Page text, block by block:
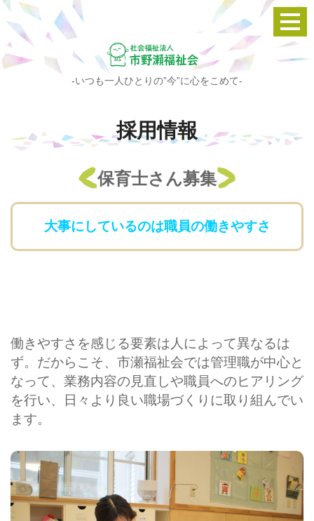
-いつも一人ひとりの”今”に心をこめて-
採用情報
保育士さん募集
大事にしているのは職員の働きやすさ
働きやすさを感じる要素は人によって異なるは
ず。だからこそ、市瀬福祉会では管理職が中心と
なって、業務内容の見直しや職員へのヒアリング
を行い、日々より良い職場づくりに取り組んでい
ます。